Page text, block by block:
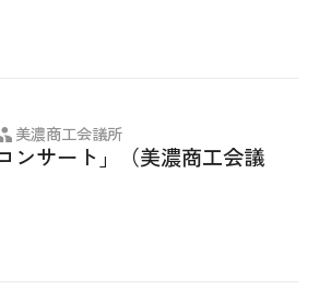
美濃商工会議所
ンサート」（美濃商工会議